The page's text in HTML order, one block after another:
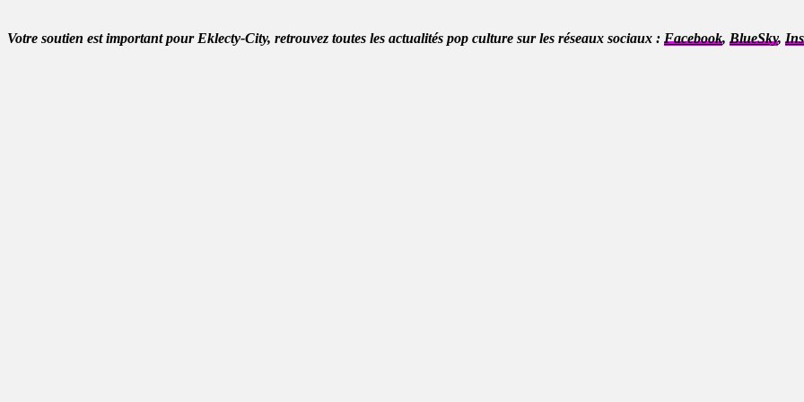
Votre soutien est important pour Eklecty-City, retrouvez toutes les actualités pop culture sur les réseaux sociaux : Facebook, BlueSky,